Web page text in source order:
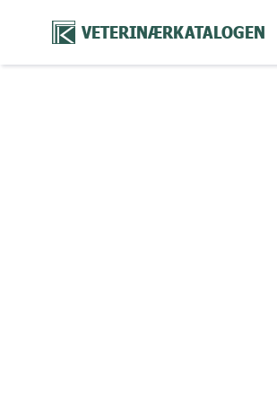
VETERINÆRKATALOGEN